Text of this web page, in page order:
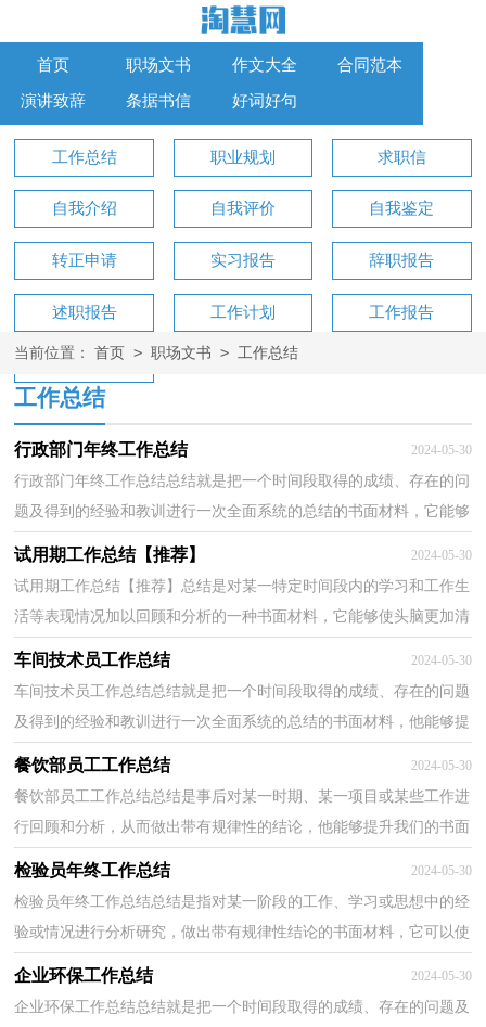
首页 职场文书 作文大全 合同范本
演讲致辞 条据书信 好词好句
工作总结 职业规划 求职信
自我介绍 自我评价 自我鉴定
转正申请 实习报告 辞职报告
述职报告 工作计划 工作报告
工作方案
当前位置： 首页 > 职场文书 > 工作总结
工作总结
行政部门年终工作总结 2024-05-30
行政部门年终工作总结总结就是把一个时间段取得的成绩、存在的问
题及得到的经验和教训进行一次全面系统的总结的书面材料，它能够
试用期工作总结【推荐】 2024-05-30
试用期工作总结【推荐】总结是对某一特定时间段内的学习和工作生
活等表现情况加以回顾和分析的一种书面材料，它能够使头脑更加清
车间技术员工作总结 2024-05-30
车间技术员工作总结总结就是把一个时间段取得的成绩、存在的问题
及得到的经验和教训进行一次全面系统的总结的书面材料，他能够提
餐饮部员工工作总结 2024-05-30
餐饮部员工工作总结总结是事后对某一时期、某一项目或某些工作进
行回顾和分析，从而做出带有规律性的结论，他能够提升我们的书面
检验员年终工作总结 2024-05-30
检验员年终工作总结总结是指对某一阶段的工作、学习或思想中的经
验或情况进行分析研究，做出带有规律性结论的书面材料，它可以使
企业环保工作总结 2024-05-30
企业环保工作总结总结就是把一个时间段取得的成绩、存在的问题及